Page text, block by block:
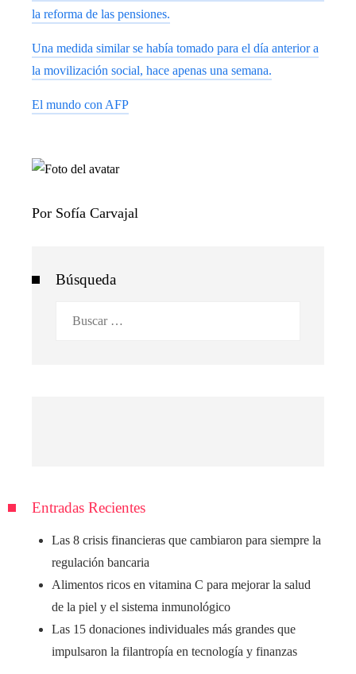
la reforma de las pensiones.
Una medida similar se había tomado para el día anterior a
la movilización social, hace apenas una semana.
El mundo con AFP
Por Sofía Carvajal
Búsqueda
Entradas Recientes
Las 8 crisis financieras que cambiaron para siempre la
regulación bancaria
Alimentos ricos en vitamina C para mejorar la salud
de la piel y el sistema inmunológico
Las 15 donaciones individuales más grandes que
impulsaron la filantropía en tecnología y finanzas